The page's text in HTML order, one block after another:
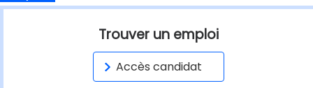
Trouver un emploi
Accès candidat